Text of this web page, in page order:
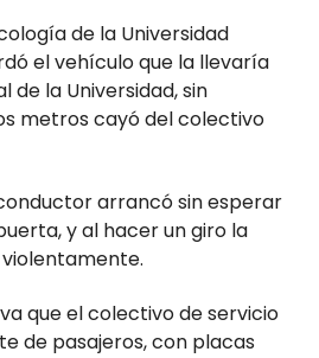
de la Universidad
el vehículo que la llevaría
de la Universidad, sin
metros cayó del colectivo
arrancó sin esperar
y al hacer un giro la
que el colectivo de servicio
de pasajeros, con placas